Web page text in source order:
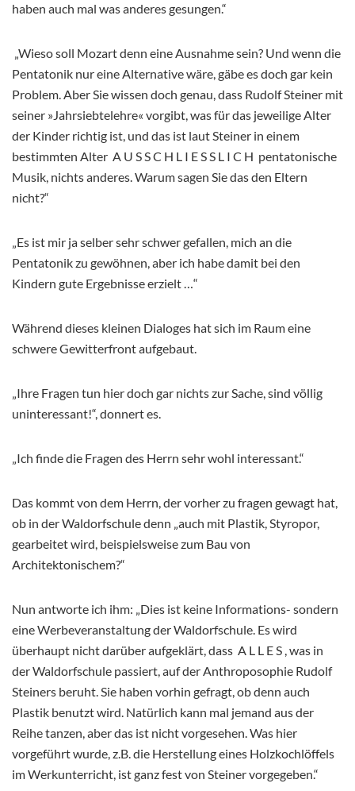
haben auch mal was anderes gesungen.“
„Wieso soll Mozart denn eine Ausnahme sein? Und wenn die
Pentatonik nur eine Alternative wäre, gäbe es doch gar kein
Problem. Aber Sie wissen doch genau, dass Rudolf Steiner mit
seiner »Jahrsiebtelehre« vorgibt, was für das jeweilige Alter
der Kinder richtig ist, und das ist laut Steiner in einem
bestimmten Alter A U S S C H L I E S S L I C H pentatonische
Musik, nichts anderes. Warum sagen Sie das den Eltern
nicht?“
„Es ist mir ja selber sehr schwer gefallen, mich an die
Pentatonik zu gewöhnen, aber ich habe damit bei den
Kindern gute Ergebnisse erzielt …“
Während dieses kleinen Dialoges hat sich im Raum eine
schwere Gewitterfront aufgebaut.
„Ihre Fragen tun hier doch gar nichts zur Sache, sind völlig
uninteressant!“, donnert es.
„Ich finde die Fragen des Herrn sehr wohl interessant.“
Das kommt von dem Herrn, der vorher zu fragen gewagt hat,
ob in der Waldorfschule denn „auch mit Plastik, Styropor,
gearbeitet wird, beispielsweise zum Bau von
Architektonischem?“
Nun antworte ich ihm: „Dies ist keine Informations- sondern
eine Werbeveranstaltung der Waldorfschule. Es wird
überhaupt nicht darüber aufgeklärt, dass A L L E S , was in
der Waldorfschule passiert, auf der Anthroposophie Rudolf
Steiners beruht. Sie haben vorhin gefragt, ob denn auch
Plastik benutzt wird. Natürlich kann mal jemand aus der
Reihe tanzen, aber das ist nicht vorgesehen. Was hier
vorgeführt wurde, z.B. die Herstellung eines Holzkochlöffels
im Werkunterricht, ist ganz fest von Steiner vorgegeben.“